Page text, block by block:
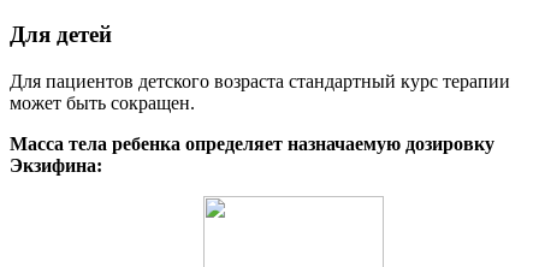
Для детей
Для пациентов детского возраста стандартный курс терапии
может быть сокращен.
Масса тела ребенка определяет назначаемую дозировку
Экзифина: